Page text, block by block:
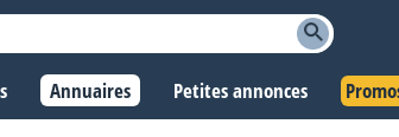
Annuaires Petites annonces